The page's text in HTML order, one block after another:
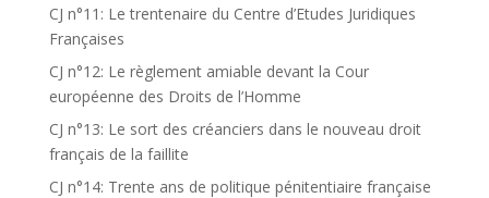
CJ n°11: Le trentenaire du Centre d’Etudes Juridiques
Françaises
CJ n°12: Le règlement amiable devant la Cour
européenne des Droits de l’Homme
CJ n°13: Le sort des créanciers dans le nouveau droit
français de la faillite
CJ n°14: Trente ans de politique pénitentiaire française